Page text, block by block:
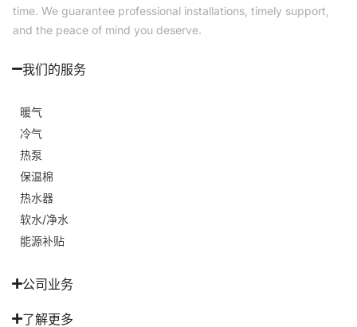
time. We guarantee professional installations, timely support,
and the peace of mind you deserve.
我们的服务
暖气
冷气
热泵
保温棉
热水器
软水/净水
能源补贴
公司业务
了解更多